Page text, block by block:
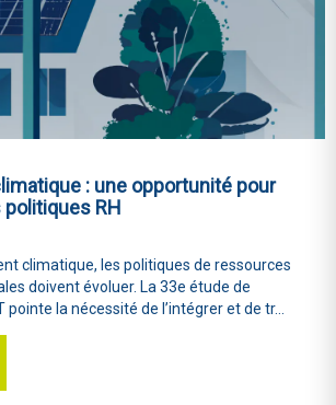
: une opportunité pour
RH
climatique, les politiques de ressources
doivent évoluer. La 33e étude de
pointe la nécessité de l’intégrer et de tr...